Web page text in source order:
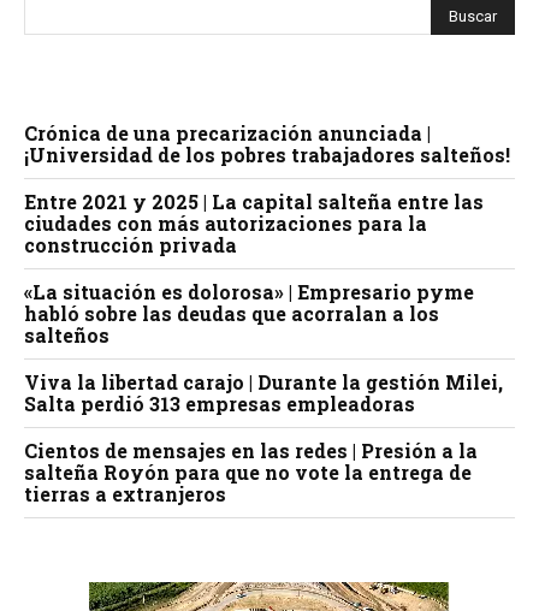
Crónica de una precarización anunciada |
¡Universidad de los pobres trabajadores salteños!
Entre 2021 y 2025 | La capital salteña entre las
ciudades con más autorizaciones para la
construcción privada
«La situación es dolorosa» | Empresario pyme
habló sobre las deudas que acorralan a los
salteños
Viva la libertad carajo | Durante la gestión Milei,
Salta perdió 313 empresas empleadoras
Cientos de mensajes en las redes | Presión a la
salteña Royón para que no vote la entrega de
tierras a extranjeros